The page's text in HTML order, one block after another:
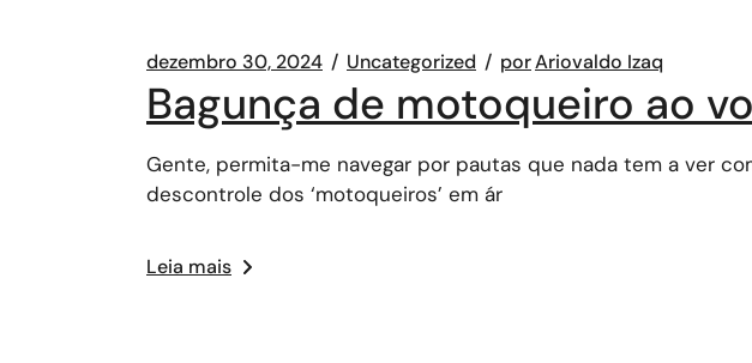
dezembro 30, 2024 Uncategorized porAriovaldo Izaq
Bagunça de motoqueiro ao
Gente, permita-me navegar por pautas que nada tem a ver
descontrole dos ‘motoqueiros’ em ár
Leia mais